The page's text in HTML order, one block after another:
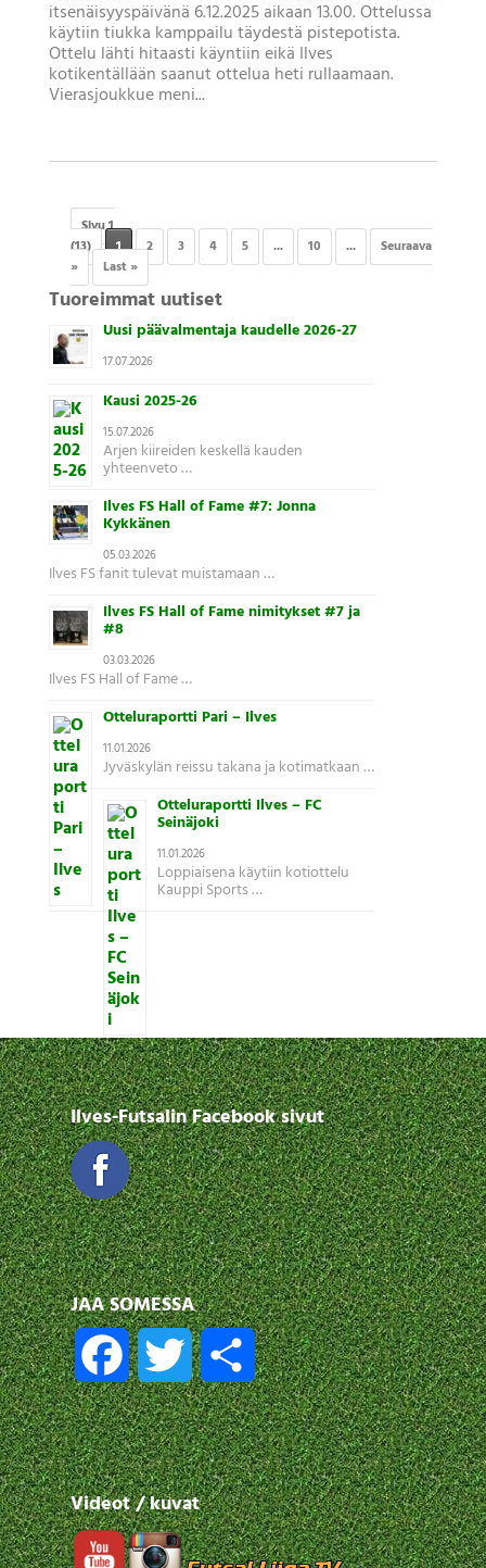
itsenäisyyspäivänä 6.12.2025 aikaan 13.00. Ottelussa
käytiin tiukka kamppailu täydestä pistepotista.
Ottelu lähti hitaasti käyntiin eikä Ilves
kotikentällään saanut ottelua heti rullaamaan.
Vierasjoukkue meni...
Sivu 1
(13)
1 2 3 4 5 ... 10 ...
Seuraava
»
Last »
Tuoreimmat uutiset
Uusi päävalmentaja kaudelle 2026-27
17.07.2026
Kausi 2025-26
15.07.2026
Arjen kiireiden keskellä kauden
yhteenveto …
Ilves FS Hall of Fame #7: Jonna
Kykkänen
05.03.2026
Ilves FS fanit tulevat muistamaan …
Ilves FS Hall of Fame nimitykset #7 ja
#8
03.03.2026
Ilves FS Hall of Fame …
Otteluraportti Pari – Ilves
11.01.2026
Jyväskylän reissu takana ja kotimatkaan …
Otteluraportti Ilves – FC
Seinäjoki
11.01.2026
Loppiaisena käytiin kotiottelu
Kauppi Sports …
Ilves-Futsalin Facebook sivut
JAA SOMESSA
F
a
c
e
T
w
i
t
S
h
a
r
Videot / kuvat